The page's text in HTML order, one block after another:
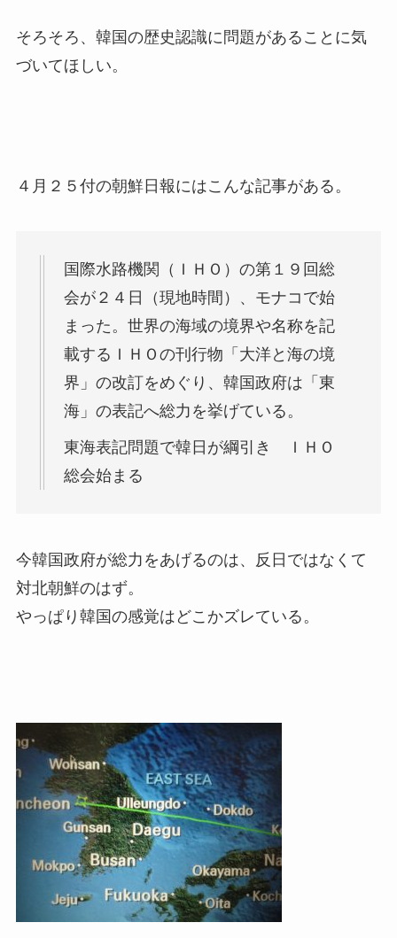
そろそろ、韓国の歴史認識に問題があることに気
づいてほしい。
４月２５付の朝鮮日報にはこんな記事がある。
国際水路機関（ＩＨＯ）の第１９回総
会が２４日（現地時間）、モナコで始
まった。世界の海域の境界や名称を記
載するＩＨＯの刊行物「大洋と海の境
界」の改訂をめぐり、韓国政府は「東
海」の表記へ総力を挙げている。
東海表記問題で韓日が綱引き ＩＨＯ
総会始まる
今韓国政府が総力をあげるのは、反日ではなくて
対北朝鮮のはず。
やっぱり韓国の感覚はどこかズレている。